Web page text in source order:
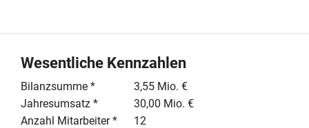
Wesentliche Kennzahlen
Bilanzsumme *
3,55 Mio. €
Jahresumsatz *
30,00 Mio. €
Anzahl Mitarbeiter *
12